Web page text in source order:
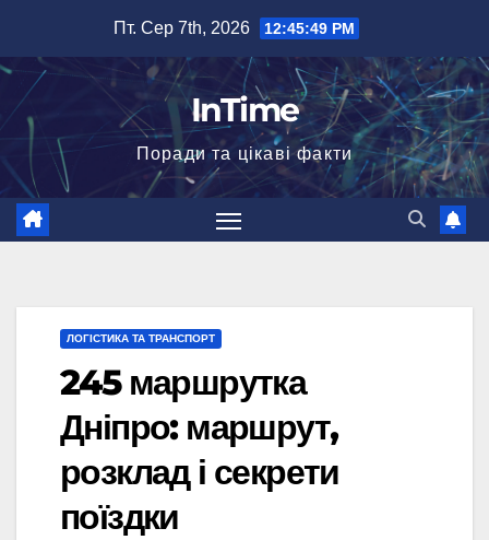
вмісту
Пт. Сер 7th, 2026 12:45:50 PM
InTime
Поради та цікаві факти
ЛОГІСТИКА ТА ТРАНСПОРТ
245 маршрутка
Дніпро: маршрут,
розклад і секрети
поїздки